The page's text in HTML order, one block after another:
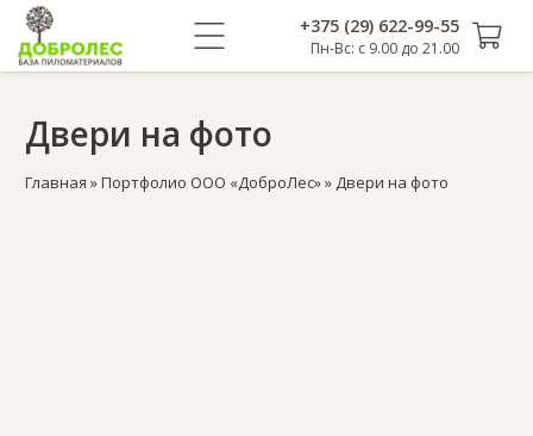
+375 (29) 622-99-55
Пн-Вс: с 9.00 до 21.00
Двери на фото
Главная »Портфолио ООО «ДоброЛес»»Двери на фото